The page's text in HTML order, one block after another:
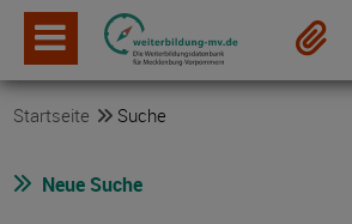
Startseite Suche
Neue Suche